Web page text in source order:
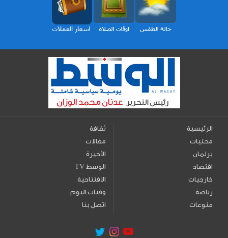
الرئيسية
محليات
برلمان
اقتصاد
خارجيات
رياضة
منوعات
ثقافة
مقالات
الأخيرة
TV الوسط
الافتتاحية
وفيات اليوم
اتصل بنا